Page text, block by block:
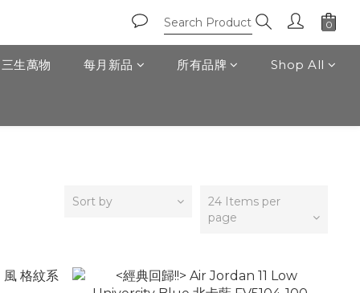
生萬物 每月新品 所有品牌 Shop All
Sort by
24 Items per
page